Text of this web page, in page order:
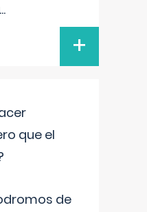
...
+
que el
de